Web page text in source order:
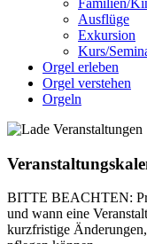
Familien/
Ausflüge
Exkursion
Kurs/
Orgel erleben
Orgel verstehen
Orgeln
BITTE BEACHTEN:
und wann eine
kurzfristige